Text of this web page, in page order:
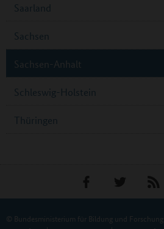
Saarland
Sachsen
Sachsen-Anhalt
Schleswig-Holstein
Thüringen
© Bundesministerium für Bildung und Forschung